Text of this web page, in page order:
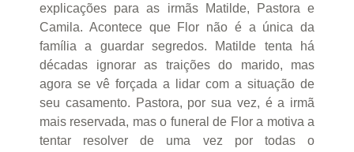
explicações para as irmãs Matilde, Pastora e
Camila. Acontece que Flor não é a única da
família a guardar segredos. Matilde tenta há
décadas ignorar as traições do marido, mas
agora se vê forçada a lidar com a situação de
seu casamento. Pastora, por sua vez, é a irmã
mais reservada, mas o funeral de Flor a motiva a
tentar resolver de uma vez por todas o